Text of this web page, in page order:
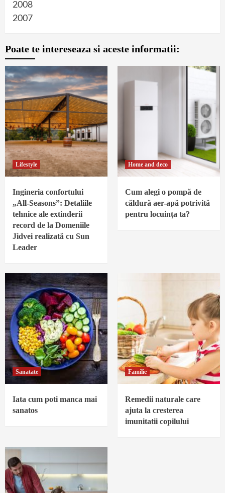
2008
2007
Poate te intereseaza si aceste informatii:
Lifestyle
Ingineria confortului
„All-Seasons”: Detaliile
tehnice ale extinderii
record de la Domeniile
Jidvei realizată cu Sun
Leader
Home and deco
Cum alegi o pompă de
căldură aer-apă potrivită
pentru locuința ta?
Sanatate
Iata cum poti manca mai
sanatos
Familie
Remedii naturale care
ajuta la cresterea
imunitatii copilului